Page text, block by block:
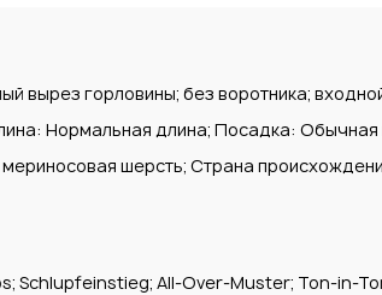
вырез горловины; без воротника;
Нормальная длина; Посадка: Обычная
шерсть; Страна
Schlupfeinstieg; All-Over-Muster; Ton-in-